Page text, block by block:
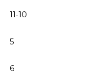
11-10
5
6